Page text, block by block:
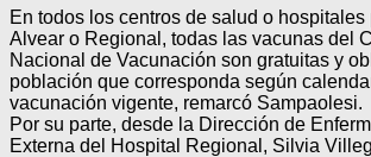
En todos los centros de salud o hospitales
Alvear o Regional, todas las vacunas del
Nacional de Vacunación son gratuitas y
población que corresponda según
vacunación vigente, remarcó Sampaolesi.
Por su parte, desde la Dirección de
Externa del Hospital Regional, Silvia